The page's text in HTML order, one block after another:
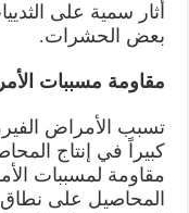
أثار سمية على
بعض الحشرات.
مقاومة مسببات
تسبب الأمراض
كبيراً في إنتاج
مقاومة لمسببات
المحاصيل على